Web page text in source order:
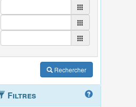
Rechercher
Filtres